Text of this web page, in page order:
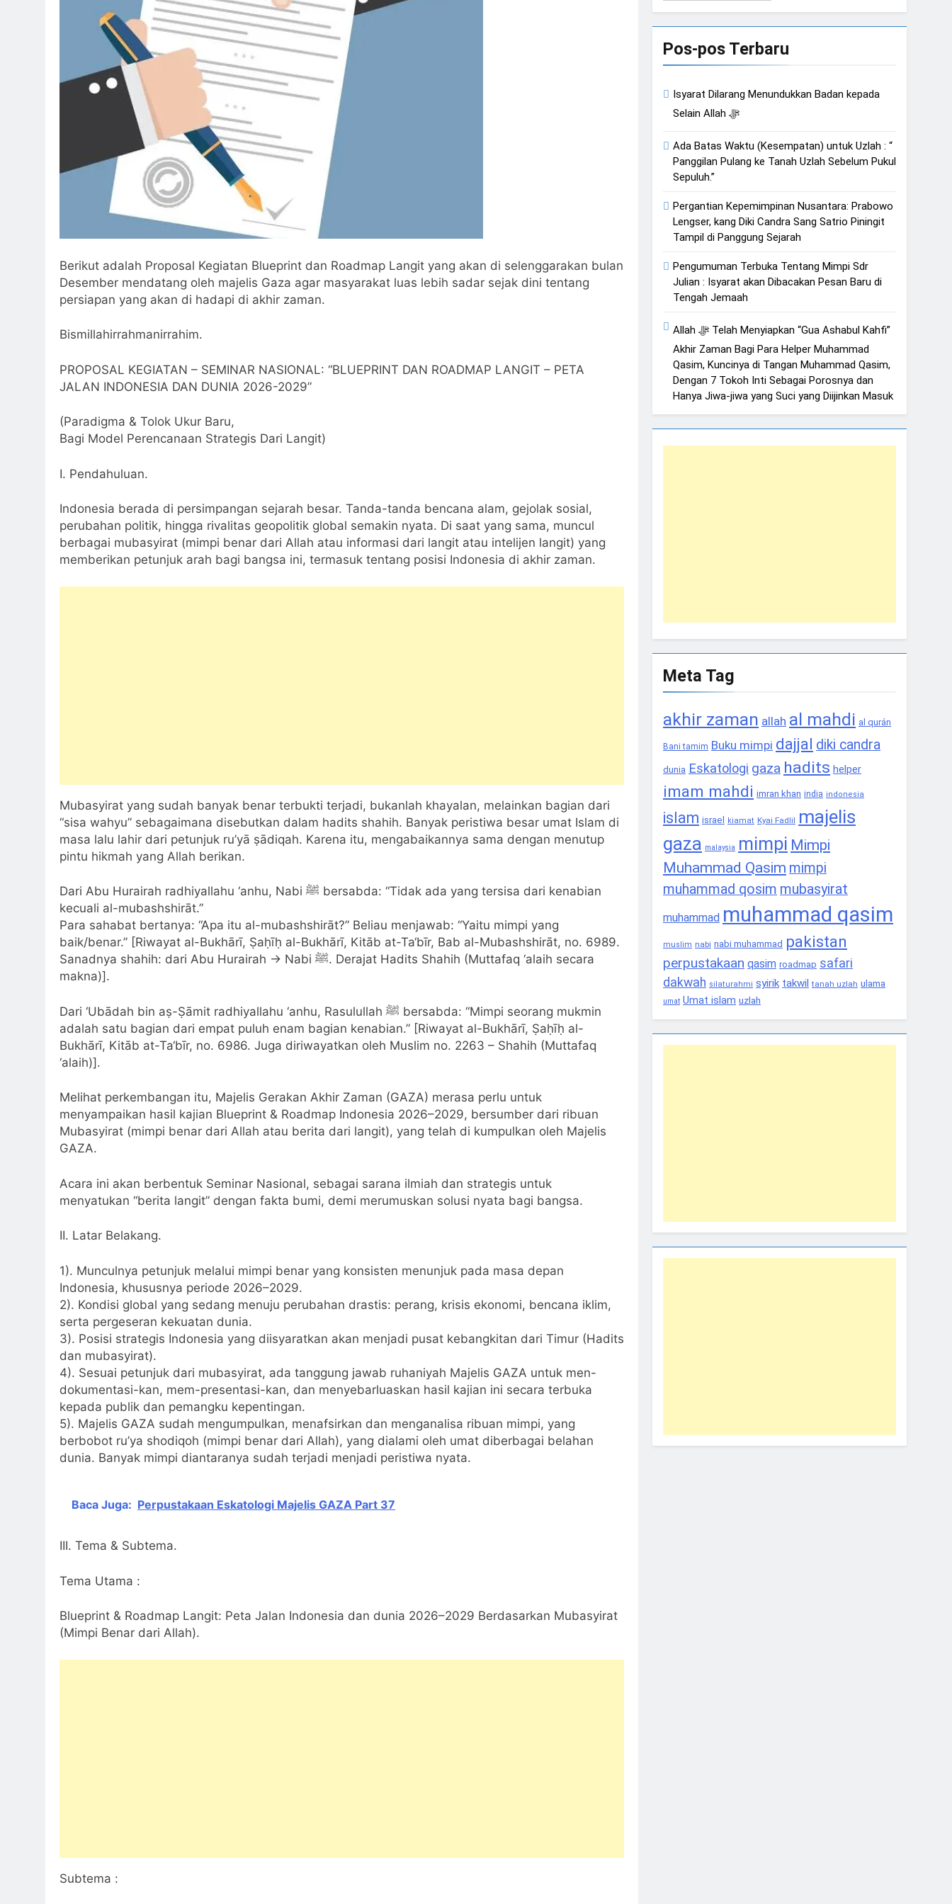
Ketika Istikharah Dijawab Lewat Wajah (kang Diki) : Isyarat Petunjuk Melalui Jalan Hati
2 Hari Ago
Cahaya dari Timur: Isyarat Kebangkitan Islam Dimulai dari Arah Timur
3 Hari Ago
Isyarat Kebangkitan : Indonesia & Malaysia akan Menjadi Sebab Rahmat Allah ﷻ Turun
3 Hari Ago
Berikut adalah Proposal Kegiatan Blueprint dan Roadmap Langit yang akan di selenggarakan bulan
Desember mendatang oleh majelis Gaza agar masyarakat luas lebih sadar sejak dini tentang
persiapan yang akan di hadapi di akhir zaman.
Bismillahirrahmanirrahim.
PROPOSAL KEGIATAN – SEMINAR NASIONAL: “BLUEPRINT DAN ROADMAP LANGIT – PETA
JALAN INDONESIA DAN DUNIA 2026-2029”
(Paradigma & Tolok Ukur Baru,
Bagi Model Perencanaan Strategis Dari Langit)
I. Pendahuluan.
Indonesia berada di persimpangan sejarah besar. Tanda-tanda bencana alam, gejolak sosial,
perubahan politik, hingga rivalitas geopolitik global semakin nyata. Di saat yang sama, muncul
berbagai mubasyirat (mimpi benar dari Allah atau informasi dari langit atau intelijen langit) yang
memberikan petunjuk arah bagi bangsa ini, termasuk tentang posisi Indonesia di akhir zaman.
Mubasyirat yang sudah banyak benar terbukti terjadi, bukanlah khayalan, melainkan bagian dari
“sisa wahyu” sebagaimana disebutkan dalam hadits shahih. Banyak peristiwa besar umat Islam di
masa lalu lahir dari petunjuk ru’yā ṣādiqah. Karena itu, mengabaikannya sama dengan menutup
pintu hikmah yang Allah berikan.
Dari Abu Hurairah radhiyallahu ‘anhu, Nabi ﷺ bersabda: “Tidak ada yang tersisa dari kenabian
kecuali al-mubashshirāt.”
Para sahabat bertanya: “Apa itu al-mubashshirāt?” Beliau menjawab: “Yaitu mimpi yang
baik/benar.” [Riwayat al-Bukhārī, Ṣaḥīḥ al-Bukhārī, Kitāb at-Ta‘bīr, Bab al-Mubashshirāt, no. 6989.
Sanadnya shahih: dari Abu Hurairah → Nabi ﷺ. Derajat Hadits Shahih (Muttafaq ‘alaih secara
makna)].
Dari ‘Ubādah bin aṣ-Ṣāmit radhiyallahu ‘anhu, Rasulullah ﷺ bersabda: “Mimpi seorang mukmin
adalah satu bagian dari empat puluh enam bagian kenabian.” [Riwayat al-Bukhārī, Ṣaḥīḥ al-
Bukhārī, Kitāb at-Ta‘bīr, no. 6986. Juga diriwayatkan oleh Muslim no. 2263 – Shahih (Muttafaq
‘alaih)].
Melihat perkembangan itu, Majelis Gerakan Akhir Zaman (GAZA) merasa perlu untuk
menyampaikan hasil kajian Blueprint & Roadmap Indonesia 2026–2029, bersumber dari ribuan
Mubasyirat (mimpi benar dari Allah atau berita dari langit), yang telah di kumpulkan oleh Majelis
GAZA.
Acara ini akan berbentuk Seminar Nasional, sebagai sarana ilmiah dan strategis untuk
menyatukan “berita langit” dengan fakta bumi, demi merumuskan solusi nyata bagi bangsa.
II. Latar Belakang.
1). Munculnya petunjuk melalui mimpi benar yang konsisten menunjuk pada masa depan
Indonesia, khususnya periode 2026–2029.
2). Kondisi global yang sedang menuju perubahan drastis: perang, krisis ekonomi, bencana iklim,
serta pergeseran kekuatan dunia.
3). Posisi strategis Indonesia yang diisyaratkan akan menjadi pusat kebangkitan dari Timur (Hadits
dan mubasyirat).
4). Sesuai petunjuk dari mubasyirat, ada tanggung jawab ruhaniyah Majelis GAZA untuk men-
dokumentasi-kan, mem-presentasi-kan, dan menyebarluaskan hasil kajian ini secara terbuka
kepada publik dan pemangku kepentingan.
5). Majelis GAZA sudah mengumpulkan, menafsirkan dan menganalisa ribuan mimpi, yang
berbobot ru’ya shodiqoh (mimpi benar dari Allah), yang dialami oleh umat diberbagai belahan
dunia. Banyak mimpi diantaranya sudah terjadi menjadi peristiwa nyata.
Baca Juga: Perpustakaan Eskatologi Majelis GAZA Part 37
III. Tema & Subtema.
Tema Utama :
Blueprint & Roadmap Langit: Peta Jalan Indonesia dan dunia 2026–2029 Berdasarkan Mubasyirat
(Mimpi Benar dari Allah).
Subtema :
Pos-pos Terbaru
Isyarat Dilarang Menundukkan Badan kepada
Selain Allah ﷻ
Ada Batas Waktu (Kesempatan) untuk Uzlah : “
Panggilan Pulang ke Tanah Uzlah Sebelum Pukul
Sepuluh.”
Pergantian Kepemimpinan Nusantara: Prabowo
Lengser, kang Diki Candra Sang Satrio Piningit
Tampil di Panggung Sejarah
Pengumuman Terbuka Tentang Mimpi Sdr
Julian : Isyarat akan Dibacakan Pesan Baru di
Tengah Jemaah
Allah ﷻ Telah Menyiapkan “Gua Ashabul Kahfi”
Akhir Zaman Bagi Para Helper Muhammad
Qasim, Kuncinya di Tangan Muhammad Qasim,
Dengan 7 Tokoh Inti Sebagai Porosnya dan
Hanya Jiwa-jiwa yang Suci yang Diijinkan Masuk
Meta Tag
akhir zaman allah al mahdi al qurán
Bani tamim Buku mimpi dajjal diki candra
dunia Eskatologi gaza hadits helper
imam mahdi imran khan india indonesia
islam israel kiamat Kyai Fadlil majelis
gaza malaysia mimpi Mimpi
Muhammad Qasim mimpi
muhammad qosim mubasyirat
muhammad muhammad qasim
muslim nabi nabi muhammad pakistan
perpustakaan qasim roadmap safari
dakwah silaturahmi syirik takwil tanah uzlah ulama
umat Umat islam uzlah